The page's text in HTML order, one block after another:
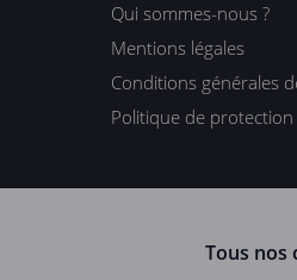
Qui sommes-nous ?
Mentions légales
Conditions générales
Politique de
Tous nos